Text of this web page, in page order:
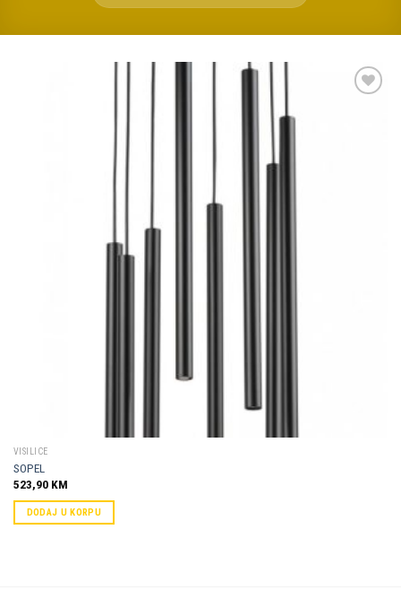
VISILICE
SOPEL
523,90 KM
DODAJ U KORPU